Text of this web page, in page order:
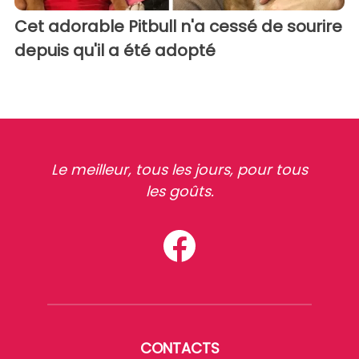
Cet adorable Pitbull n'a cessé de sourire
depuis qu'il a été adopté
Le meilleur, tous les jours, pour tous
les goûts.
CONTACTS